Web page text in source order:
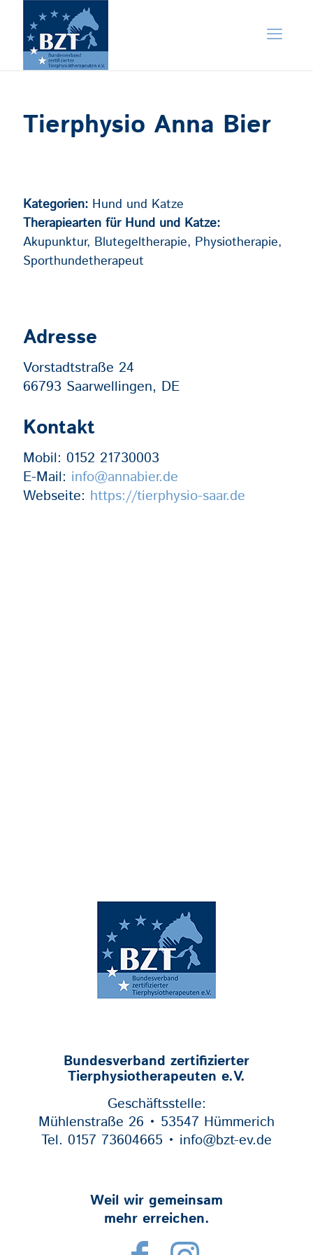
Tierphysio Anna Bier
Kategorien: Hund und Katze
Therapiearten für Hund und Katze:
Akupunktur, Blutegeltherapie, Physiotherapie,
Sporthundetherapeut
Adresse
Vorstadtstraße 24
66793 Saarwellingen, DE
Kontakt
Mobil: 0152 21730003
E-Mail: info@annabier.de
Webseite: https://tierphysio-saar.de
Bundesverband zertifizierter
Tierphysiotherapeuten e.V.
Geschäftsstelle:
Mühlenstraße 26 • 53547 Hümmerich
Tel. 0157 73604665 • info@bzt-ev.de
Weil wir gemeinsam
mehr erreichen.